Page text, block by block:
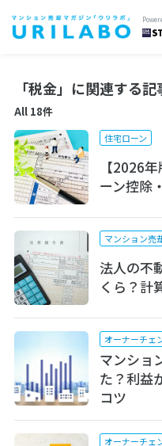
「税金」に関連する記
All 18件
住宅ローン
【2026
ーン控除
マンション売
法人の不
くら？計
オーナーチェ
マンショ
た？利益
コツ
オーナーチェ